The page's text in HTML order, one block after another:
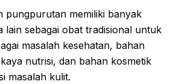
pungpurutan memiliki banyak
lain sebagai obat tradisional untuk
masalah kesehatan, bahan
nutrisi, dan bahan kosmetik
masalah kulit.